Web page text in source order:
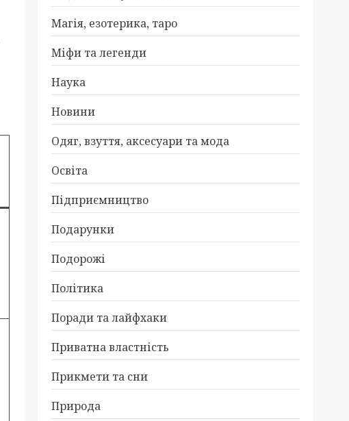
Магія, езотерика, таро
Міфи та легенди
Наука
Новини
Одяг, взуття, аксесуари та мода
Освіта
Підприємництво
Подарунки
Подорожі
Політика
Поради та лайфхаки
Приватна властність
Прикмети та сни
Природа